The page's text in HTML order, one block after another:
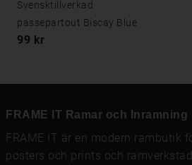
Svensktillverkad
passepartout Biscay Blue
99 kr
FRAME IT Ramar och Inramning
FRAME IT är en modern rambutik
posters och prints och